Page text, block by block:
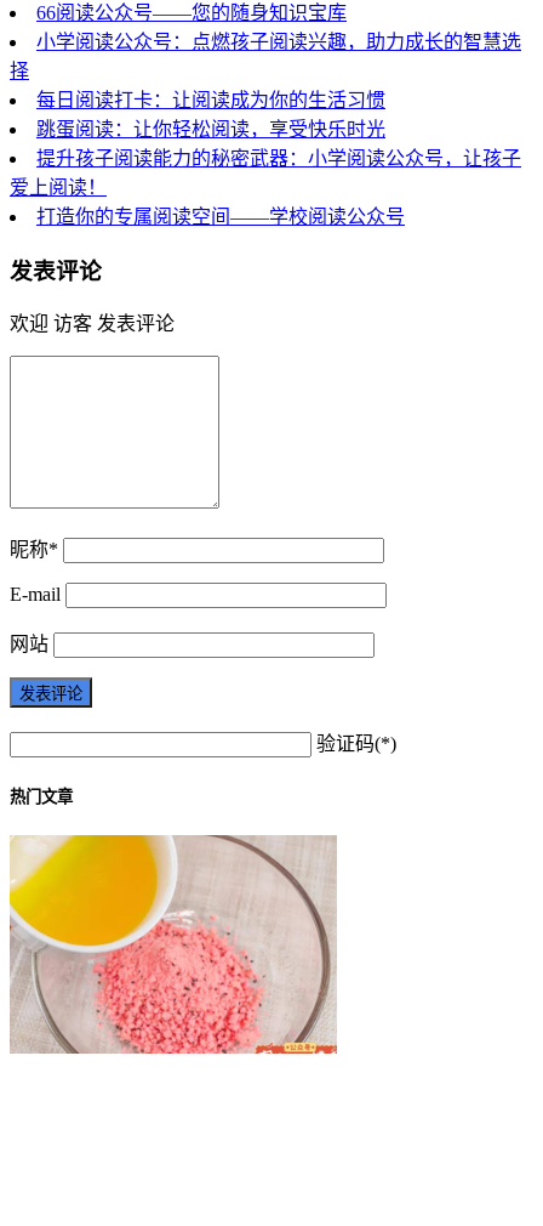
66阅读公众号——您的随身知识宝库
小学阅读公众号：点燃孩子阅读兴趣，助力成长的智慧选
择
每日阅读打卡：让阅读成为你的生活习惯
跳蛋阅读：让你轻松阅读，享受快乐时光
提升孩子阅读能力的秘密武器：小学阅读公众号，让孩子
爱上阅读！
打造你的专属阅读空间——学校阅读公众号
发表评论
欢迎 访客 发表评论
昵称*
E-mail
网站
验证码(*)
热门文章